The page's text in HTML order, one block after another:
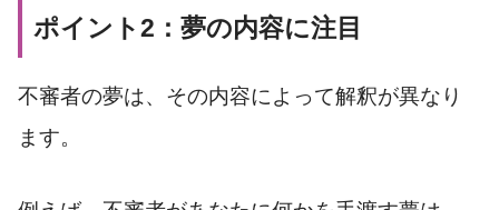
ポイント2：夢の内容に注目
不審者の夢は、その内容によって解釈が異なり
ます。